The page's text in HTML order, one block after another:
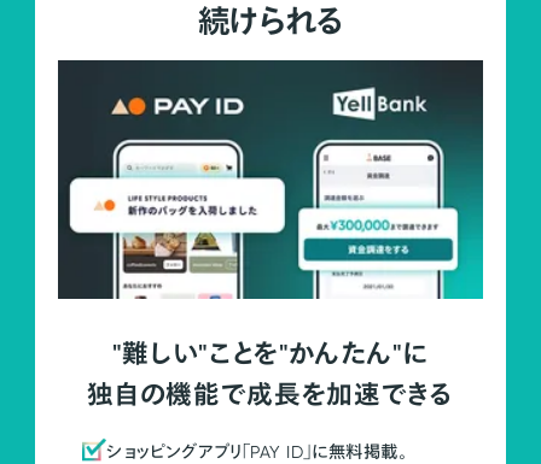
続けられる
"難しい"ことを"かんたん"に
独自の機能で成長を加速できる
ショッピングアプリ「PAY ID」に無料掲載。